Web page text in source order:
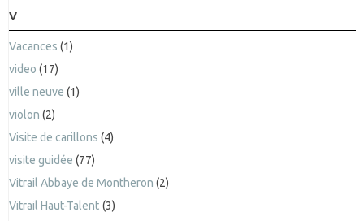
V
Vacances (1)
video (17)
ville neuve (1)
violon (2)
Visite de carillons (4)
visite guidée (77)
Vitrail Abbaye de Montheron (2)
Vitrail Haut-Talent (3)